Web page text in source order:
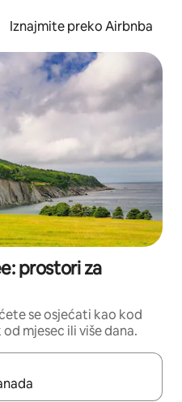
Iznajmite preko Airbnba
prostori za
se osjećati kao kod
mjesec ili više dana.
moći ćete ih pregledati